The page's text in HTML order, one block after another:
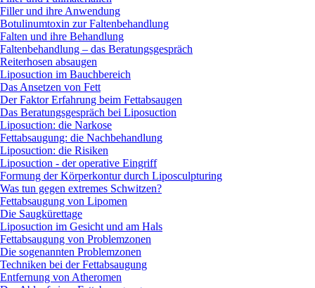
Filler und ihre Anwendung
Botulinumtoxin zur Faltenbehandlung
Falten und ihre Behandlung
Faltenbehandlung – das Beratungsgespräch
Reiterhosen absaugen
Liposuction im Bauchbereich
Das Ansetzen von Fett
Der Faktor Erfahrung beim Fettabsaugen
Das Beratungsgespräch bei Liposuction
Liposuction: die Narkose
Fettabsaugung: die Nachbehandlung
Liposuction: die Risiken
Liposuction - der operative Eingriff
Formung der Körperkontur durch Liposculpturing
Was tun gegen extremes Schwitzen?
Fettabsaugung von Lipomen
Die Saugkürettage
Liposuction im Gesicht und am Hals
Fettabsaugung von Problemzonen
Die sogenannten Problemzonen
Techniken bei der Fettabsaugung
Entfernung von Atheromen